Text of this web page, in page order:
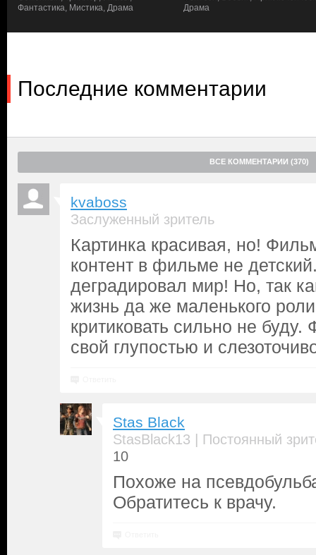
только подстегивает ее решимость одолеть дракона и
Фантастика, Мистика, Драма
Драма
Последние комментарии
ВСЕ КОММЕНТАРИИ (370)
kvaboss
Заслуженный зритель
Картинка красивая, но!
контент в фильме не
деградировал мир! Но, так
жизнь да же маленького
критиковать сильно не
свой глупостью и
Stas Black
StasBlack13 | Постоянный
10
Похоже на
Обратитесь к врачу.